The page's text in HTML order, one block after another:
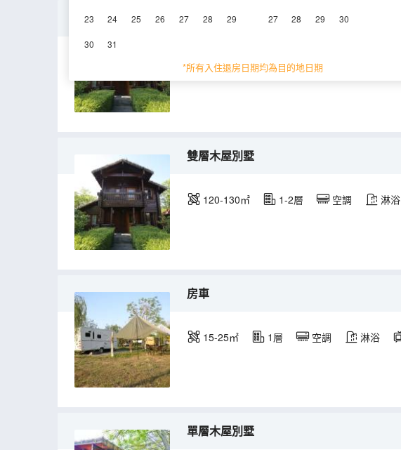
23 24 25 26 27 28 29
30 31
27 28 29 30
*所有入住退房日期均為目的地日期
雙層木屋別墅（親子房）
120-130㎡ 1-2層
雙層木屋別墅
120-130㎡ 1-2層 空調 淋浴
房車
15-25㎡ 1層 空調 淋浴
單層木屋別墅